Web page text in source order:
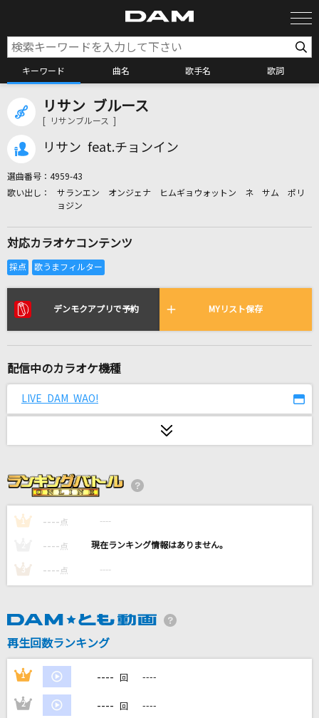
キーワード 曲名 歌手名 歌詞
カラオケ検索
Mrs. GREEN APPLE
和田光司
[生音]メロディー
玉置浩二
残酷な天使のテーゼ
日向電工
虹色の戦争
SEKAI NO OWARI(世界の終わり)
[生音]KissHug
リサン ブルース
[ リサンブルース ]
リサン feat.チョンイン
選曲番号： 4959-43
サランエン オンジェナ ヒムギョウォットン ネ サム ポリ
ョジン
対応カラオケコンテンツ
デンモクアプリで予約 MYリスト保存
配信中のカラオケ機種
LIVE DAM WAO!
1 ---- 点 ----
---- 点 ----
3 ---- 点 ----
再生回数ランキング
1 ---- 回 ----
2 ---- 回 ----